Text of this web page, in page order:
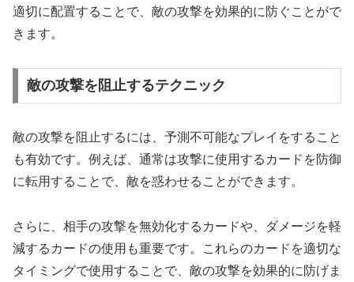
適切に配置することで、敵の攻撃を効果的に防ぐことがで
きます。
敵の攻撃を阻止するテクニック
敵の攻撃を阻止するには、予測不可能なプレイをすること
も有効です。例えば、通常は攻撃に使用するカードを防御
に転用することで、敵を惑わせることができます。
さらに、相手の攻撃を無効化するカードや、ダメージを軽
減するカードの使用も重要です。これらのカードを適切な
タイミングで使用することで、敵の攻撃を効果的に防げま